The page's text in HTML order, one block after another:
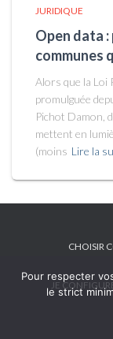
JURIDIQUE
Open data
communes
Alors que la Loi
promulguée
Pichot Damon,
mettent en
(moins Lire la
CHOISIR
JE
Pour respecter
le strict